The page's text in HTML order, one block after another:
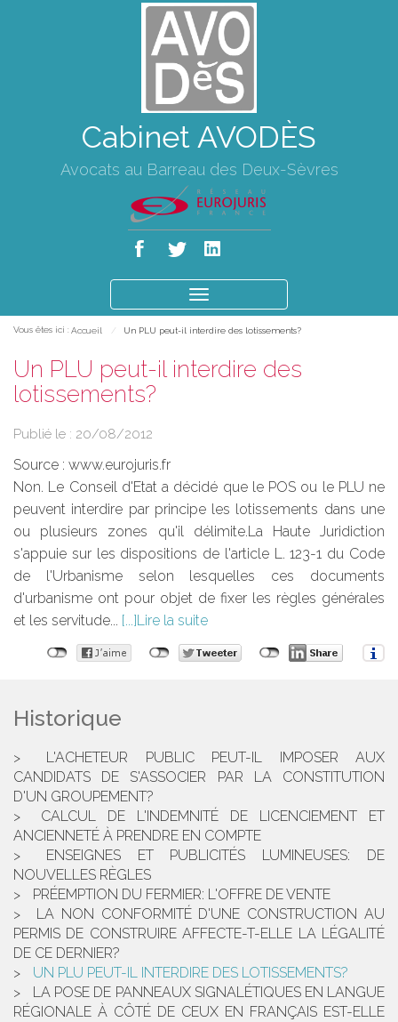
Cabinet AVODÈS
Avocats au Barreau des Deux-Sèvres
le
Vous êtes ici : Accueil Un PLU peut-il interdire des lotissements?
Un PLU peut-il interdire des
lotissements?
Publié le : 20/08/2012
Source : www.eurojuris.fr
Non. Le Conseil d'Etat a décidé que le POS ou le PLU ne
peuvent interdire par principe les lotissements dans une
ou plusieurs zones qu'il délimite.La Haute Juridiction
s'appuie sur les dispositions de l'article L. 123-1 du Code
de l'Urbanisme selon lesquelles ces documents
d'urbanisme ont pour objet de fixer les règles générales
et les servitude...
Lire la suite
Historique
L'ACHETEUR PUBLIC PEUT-IL IMPOSER AUX
CANDIDATS DE S'ASSOCIER PAR LA CONSTITUTION
D'UN GROUPEMENT?
CALCUL DE L'INDEMNITÉ DE LICENCIEMENT ET
ANCIENNETÉ À PRENDRE EN COMPTE
ENSEIGNES ET PUBLICITÉS LUMINEUSES: DE
NOUVELLES RÈGLES
PRÉEMPTION DU FERMIER: L'OFFRE DE VENTE
LA NON CONFORMITÉ D'UNE CONSTRUCTION AU
PERMIS DE CONSTRUIRE AFFECTE-T-ELLE LA LÉGALITÉ
DE CE DERNIER?
UN PLU PEUT-IL INTERDIRE DES LOTISSEMENTS?
LA POSE DE PANNEAUX SIGNALÉTIQUES EN LANGUE
RÉGIONALE À CÔTÉ DE CEUX EN FRANÇAIS EST-ELLE